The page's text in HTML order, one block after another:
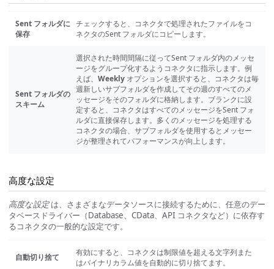
Sent フォルダに
保存
チェックすると、コネクタで処理されたファイルをコ
ネクタのSent フォルダにコピーします。
Sent フォルダの
スキーム
選択された時間間隔に従ってSent フォルダ内のメッセ
ージをグループ化するようコネクタに指示します。例
えば、 Weekly オプションを選択すると、コネクタは毎
週新しいサブフォルダを作成してその週のすべてのメ
ッセージをそのフォルダに格納します。ブランクに設
定すると、コネクタはすべてのメッセージをSent フォ
ルダに直接保存します。多くのメッセージを処理する
コネクタの場合、サブフォルダを使用するとメッセー
ジが整理されてパフォーマンスが向上します。
高度な設定
高度な設定は、さまざまなデータソースに接続するために、任意のデー
タベースドライバー（Database、CData、API コネクタなど）に依存す
るコネクタの一般的な設定です。
自動切り捨て
有効にすると、コネクタは制限値を超える文字列また
はバイナリカラム値を自動的に切り捨てます。